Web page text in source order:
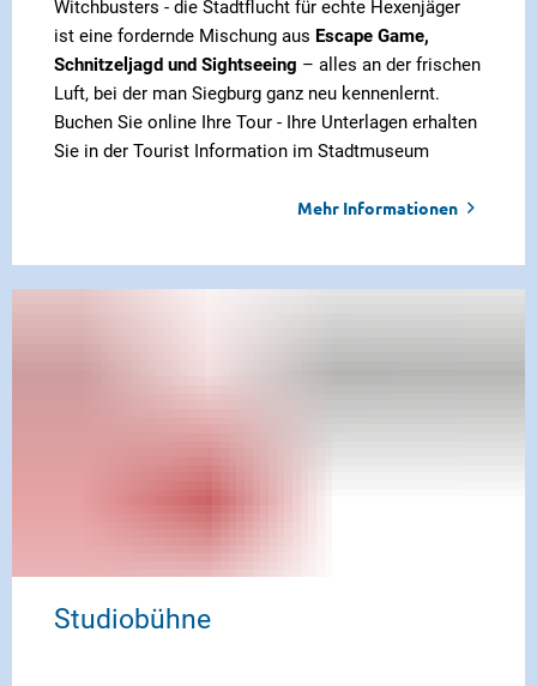
Witchbusters - die Stadtflucht für echte Hexenjäger
ist eine fordernde Mischung aus Escape Game,
Schnitzeljagd und Sightseeing – alles an der frischen
Luft, bei der man Siegburg ganz neu kennenlernt.
Buchen Sie online Ihre Tour - Ihre Unterlagen erhalten
Sie in der Tourist Information im Stadtmuseum
Mehr Informationen
Studiobühne